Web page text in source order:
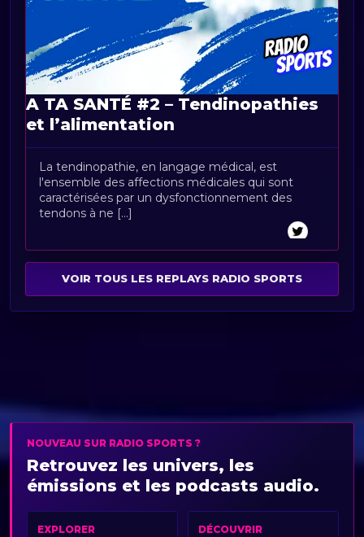
A TA SANTÉ #2 – Tendinopathies
et l’alimentation
La tendinopathie, en langage médical, est
l'ensemble des affections médicales qui sont
caractérisées par un dysfonctionnement des
tendons à ne [...]
VOIR TOUS LES REPLAYS RADIO SPORTS
NOUVEAU SUR RADIO SPORTS ?
Retrouvez les univers, les
émissions et les podcasts audio.
EXPLORER DÉCOUVRIR